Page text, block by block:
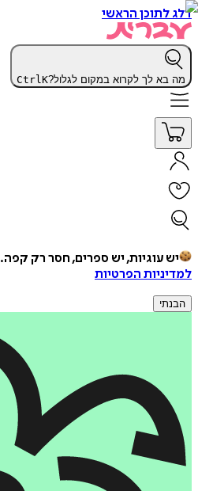
דלג לתוכן הראשי
מה בא לך לקרוא במקום לגלול? CtrlK
יש עוגיות, יש ספרים, חסר רק קפה.
למדיניות הפרטיות
הבנתי